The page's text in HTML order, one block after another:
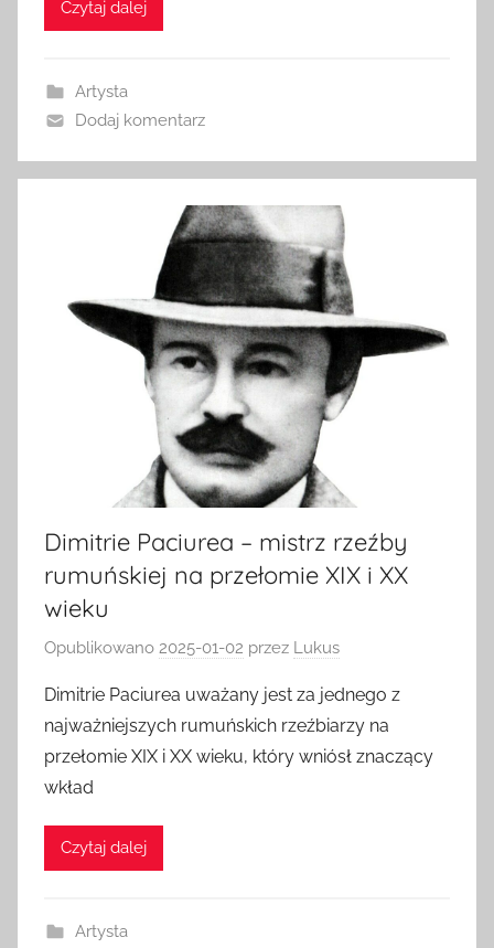
Czytaj dalej
Artysta
Dodaj komentarz
Dimitrie Paciurea – mistrz rzeźby
rumuńskiej na przełomie XIX i XX
wieku
Opublikowano 2025-01-02 przez Lukus
Dimitrie Paciurea uważany jest za jednego z
najważniejszych rumuńskich rzeźbiarzy na
przełomie XIX i XX wieku, który wniósł znaczący
wkład
Czytaj dalej
Artysta